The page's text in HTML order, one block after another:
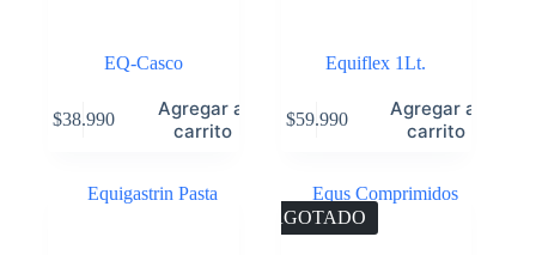
EQ-Casco
$38.990
Agregar al
carrito
Equiflex 1Lt.
$59.990
Agregar al
carrito
AGOTADO